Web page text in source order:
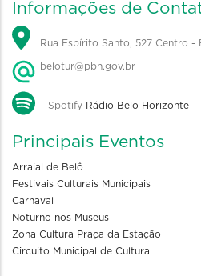
Informações de
Rua Espírito Santo, 527 Centro -
belotur@pbh.gov.br
Spotify Rádio Belo Horizonte
Principais Eventos
Arraial de Belô
Festivais Culturais Municipais
Carnaval
Noturno nos Museus
Zona Cultura Praça da Estação
Circuito Municipal de Cultura